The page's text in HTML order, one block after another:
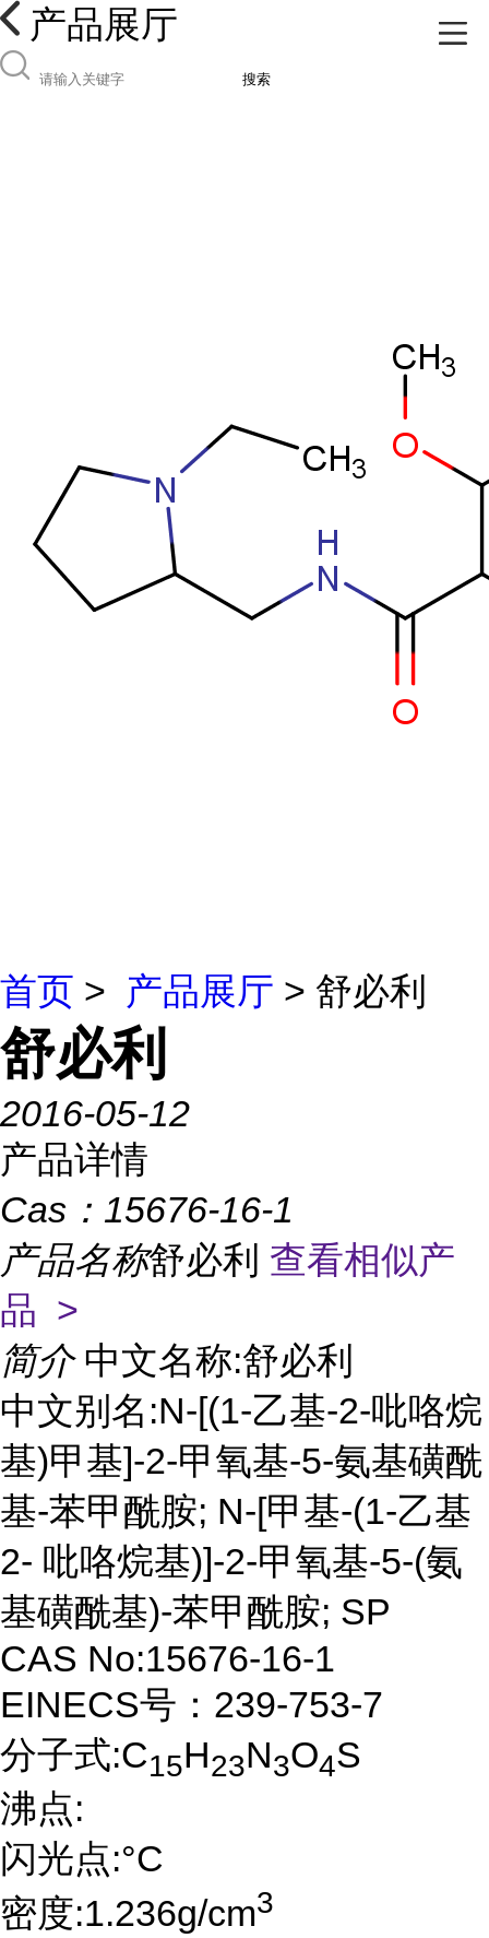
产品展厅
搜索
首页 > 产品展厅 > 舒必利
舒必利
2016-05-12
产品详情
Cas： 15676-16-1
产品名称舒必利 查看相似产
品 >
简介 中文名称:舒必利
中文别名:N-[(1-乙基-2-吡咯烷
基)甲基]-2-甲氧基-5-氨基磺酰
基-苯甲酰胺; N-[甲基-(1-乙基
2- 吡咯烷基)]-2-甲氧基-5-(氨
基磺酰基)-苯甲酰胺; SP
CAS No:15676-16-1
EINECS号：239-753-7
分子式:C15H23N3O4S
沸点:
闪光点:°C
密度:1.236g/cm3